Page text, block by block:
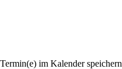
Termin(e) im Kalender speichern